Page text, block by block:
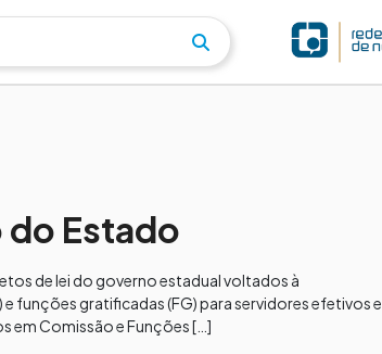
Estado
de lei do governo estadual voltados à
funções gratificadas (FG) para servidores efetivos e
em Comissão e Funções […]